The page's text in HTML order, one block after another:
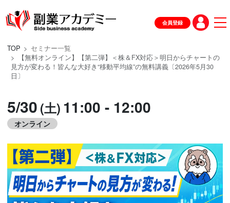
会員登録
TOP
セミナー一覧
【無料オンライン】【第二弾】＜株＆FX対応＞明日からチャートの
見方が変わる！皆んな大好き“移動平均線”の無料講義〔2026年5月30
日〕
5/30 (土) 11:00 - 12:00
オンライン